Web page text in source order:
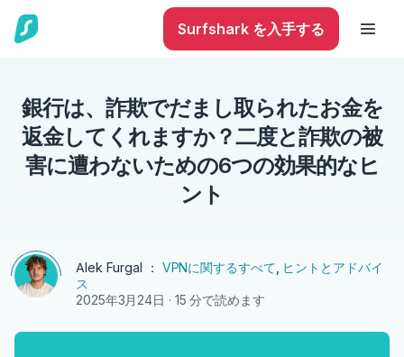
Surfshark を入手する
銀行は、詐欺でだまし取られたお金を
返金してくれますか？二度と詐欺の被
害に遭わないための6つの効果的なヒ
ント
Alek Furgal ： VPNに関するすべて ヒントとアドバイ
ス
2025年3月24日 · 15 分で読めます